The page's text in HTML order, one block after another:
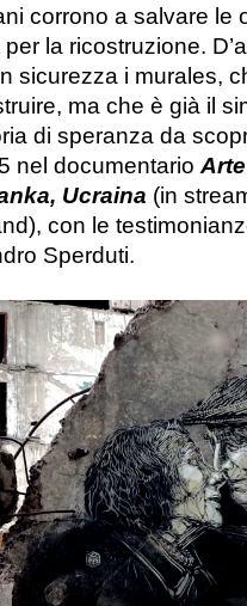
corrono a salvare le
la ricostruzione.
sicurezza i murales,
ma che è già il
di speranza da
nel documentario
Ucraina (in
con le
Sperduti.